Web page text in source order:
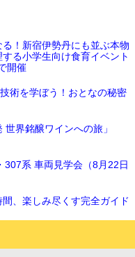
！新宿伊勢丹にも並ぶ本物
る小学生向け食育イベント
開催
術を学ぼう！おとなの秘密
界銘醸ワインへの旅」
307系 車両見学会（8月22日
、楽しみ尽くす完全ガイド